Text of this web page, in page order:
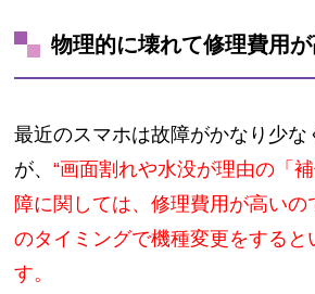
物理的に壊れて修理費用
最近のスマホは故障がかなり少な
が、“画面割れや水没が理由の「
障に関しては、修理費用が高いの
のタイミングで機種変更をすると
す。